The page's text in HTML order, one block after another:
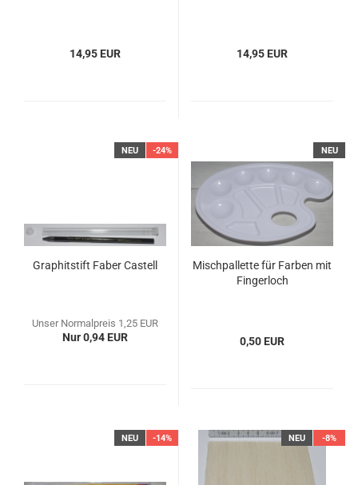
14,95 EUR 14,95 EUR
NEU -24%
Graphitstift Faber Castell
Unser Normalpreis 1,25 EUR
Nur 0,94 EUR
NEU
Mischpallette für Farben mit
Fingerloch
0,50 EUR
NEU -14% NEU -8%